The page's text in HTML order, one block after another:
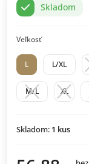
Skladom
Veľkosť
L L/XL
M/L XL
Skladom: 1 kus